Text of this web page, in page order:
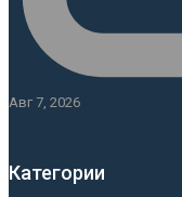
Авг 7, 2026
Категории